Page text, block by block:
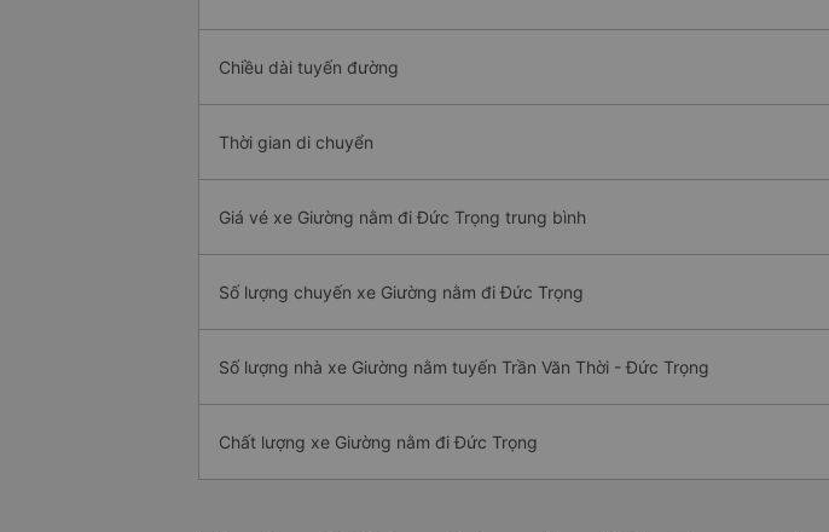
Chiều dài tuyến đường
Thời gian di chuyển
Giá vé xe Giường nằm đi Đức Trọng trung bình
Số lượng chuyến xe Giường nằm đi Đức Trọng
Số lượng nhà xe Giường nằm tuyến Trần Văn Thời - Đức Trọng
Chất lượng xe Giường nằm đi Đức Trọng